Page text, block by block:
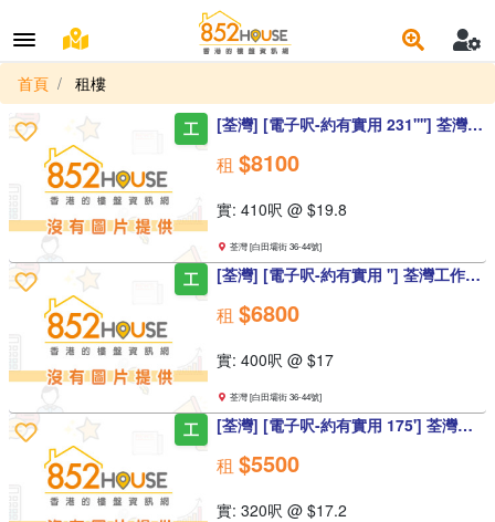
首頁 租樓
工 [荃灣] [電子呎-約有實用 231''''] 荃灣工作室 信義工作室 地毯 南豐紗廠側
租 $8100
實: 410呎 @ $19.8
荃灣 [白田壩街 36-44號]
工 [荃灣] [電子呎-約有實用 ''] 荃灣工作室 信義工作室 地毯 南豐紗廠側
租 $6800
實: 400呎 @ $17
荃灣 [白田壩街 36-44號]
工 [荃灣] [電子呎-約有實用 175'] 荃灣工作室 信義工作室 地毯 南豐紗廠側
租 $5500
實: 320呎 @ $17.2